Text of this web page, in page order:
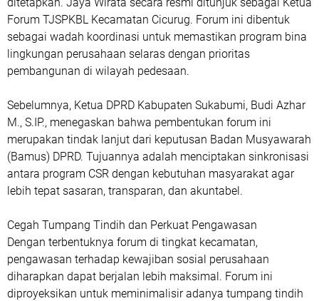
Forum TJSPKBL Kecamatan Cicurug. Forum ini dibentuk
sebagai wadah koordinasi untuk memastikan program bina
lingkungan perusahaan selaras dengan prioritas
pembangunan di wilayah pedesaan.
​Sebelumnya, Ketua DPRD Kabupaten Sukabumi, Budi Azhar
M., S.IP., menegaskan bahwa pembentukan forum ini
merupakan tindak lanjut dari keputusan Badan Musyawarah
(Bamus) DPRD. Tujuannya adalah menciptakan sinkronisasi
antara program CSR dengan kebutuhan masyarakat agar
lebih tepat sasaran, transparan, dan akuntabel.
​Cegah Tumpang Tindih dan Perkuat Pengawasan
​Dengan terbentuknya forum di tingkat kecamatan,
pengawasan terhadap kewajiban sosial perusahaan
diharapkan dapat berjalan lebih maksimal. Forum ini
diproyeksikan untuk meminimalisir adanya tumpang tindih